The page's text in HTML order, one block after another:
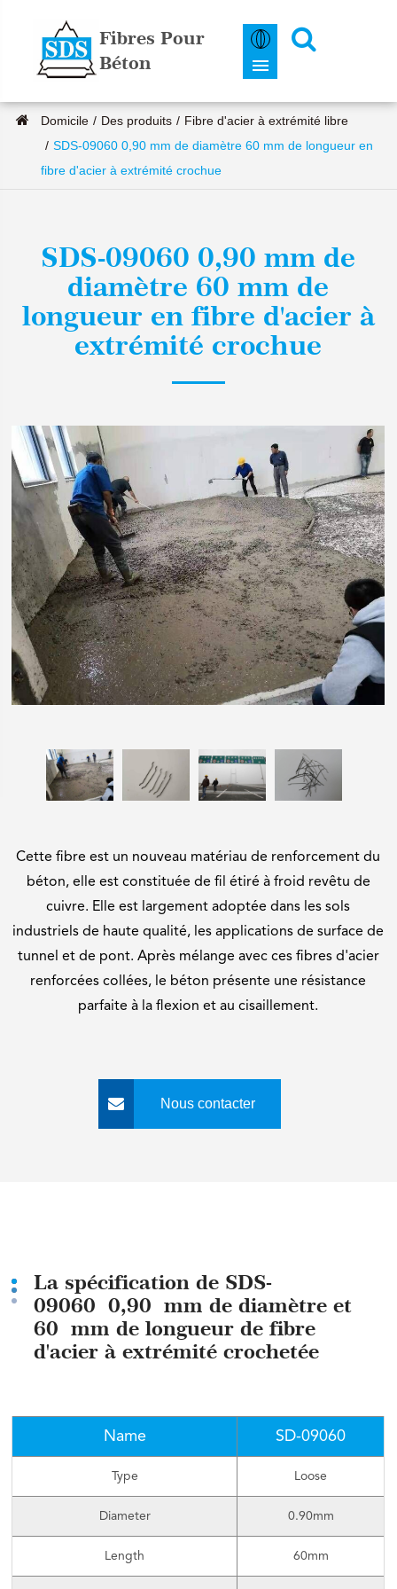
Fibres Pour
Béton
Domicile Des produits
Fibre d'acier à extrémité libre
SDS-09060 0,90 mm de diamètre 60 mm de longueur en
fibre d'acier à extrémité crochue
SDS-09060 0,90 mm de
diamètre 60 mm de
longueur en fibre d'acier à
extrémité crochue
Cette fibre est un nouveau matériau de renforcement du
béton, elle est constituée de fil étiré à froid revêtu de
cuivre. Elle est largement adoptée dans les sols
industriels de haute qualité, les applications de surface de
tunnel et de pont. Après mélange avec ces fibres d'acier
renforcées collées, le béton présente une résistance
parfaite à la flexion et au cisaillement.
Nous contacter
La spécification de SDS-
09060 0,90 mm de diamètre et
60 mm de longueur de fibre
d'acier à extrémité crochetée
Name SD-09060
Type Loose
Diameter 0.90mm
Length 60mm